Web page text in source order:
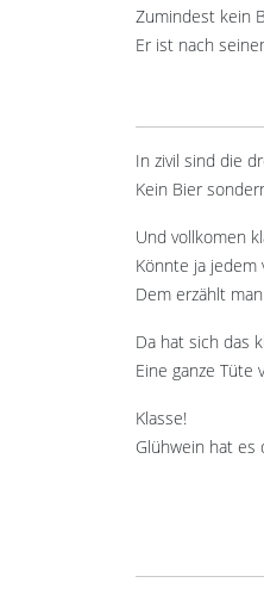
Zumindest kein
Er ist nach
In zivil sind die
Kein Bier
Und vollkomen
Könnte ja jedem
Dem erzählt
Da hat sich das
Eine ganze Tüte
Klasse!
Glühwein hat es